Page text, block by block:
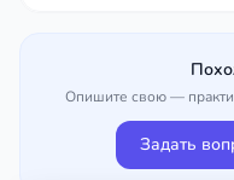
Опишите свою —
Задать